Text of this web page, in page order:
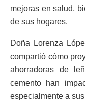
mejoras en salud,
de sus hogares.
Doña Lorenza
compartió cómo
ahorradoras de
cemento han
especialmente a